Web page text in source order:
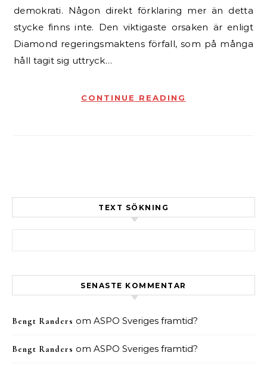
demokrati. Någon direkt förklaring mer än detta
stycke finns inte. Den viktigaste orsaken är enligt
Diamond regeringsmaktens förfall, som på många
håll tagit sig uttryck…
CONTINUE READING
TEXT SÖKNING
SENASTE KOMMENTAR
Bengt Randers om ASPO Sveriges framtid?
Bengt Randers om ASPO Sveriges framtid?